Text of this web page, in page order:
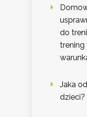
do
Jaka
dzieci?